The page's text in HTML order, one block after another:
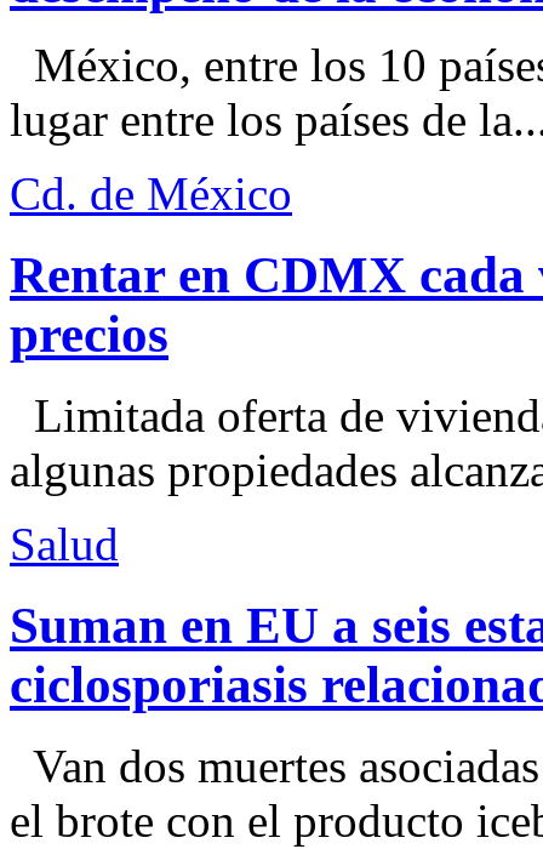
México, entre los 10
lugar entre los países de
Cd. de México
Rentar en CDMX cada
precios
Limitada oferta de
algunas propiedades
Salud
Suman en EU a seis
ciclosporiasis
Van dos muertes
el brote con el producto